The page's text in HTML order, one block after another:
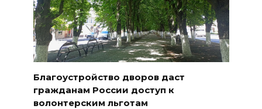
Благоустройство дворов даст
гражданам России доступ к
волонтерским льготам